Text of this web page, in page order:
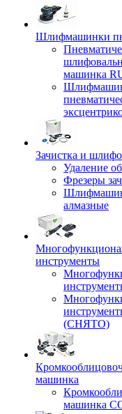
Шлифмашинки
машинка
Зачистка и
Удаление
Фрезеры
алмазные
инструменты
(СНЯТО)
машинка
машинка